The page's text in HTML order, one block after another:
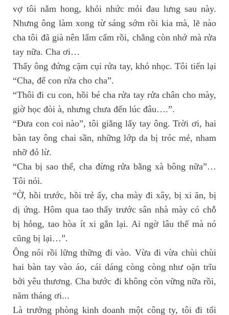
vợ tôi nằm hong, khỏi nhức mỏi đau lưng sau này.
Nhưng ông làm xong từ sáng sớm rồi kia mà, lẽ nào
cha tôi đã già nên lẩm cẩm rồi, chẳng còn nhớ mà rửa
tay nữa. Cha ơi…
Thấy ông đứng cặm cụi rửa tay, khó nhọc. Tôi tiến lại
“Cha, để con rửa cho cha”.
“Thôi đi cu con, hồi bé cha rửa tay rửa chân cho mày,
giờ học đòi à, nhưng chưa đến lúc đâu….”.
“Đưa con coi nào”, tôi giằng lấy tay ông. Trời ơi, hai
bàn tay ông chai sần, những lớp da bị tróc mẻ, nham
nhỡ đỏ lừ.
“Cha bị sao thế, cha đừng rửa bằng xà bông nữa”…
Tôi nói.
“Ờ, hồi trước, hồi trẻ ấy, cha mày đi xây, bị xi ăn, bị
dị ứng. Hôm qua tao thấy trước sân nhà mày có chỗ
bị hỏng, tao hòa ít xi gắn lại. Ai ngờ lâu thế mà nó
cũng bị lại…”.
Ông nói rồi lững thững đi vào. Vừa đi vừa chùi chùi
hai bàn tay vào áo, cái dáng còng còng như oặn trĩu
bởi yêu thương. Cha bước đi không còn vững nữa rồi,
năm tháng ơi...
Là trưởng phòng kinh doanh một công ty, tôi đi tối